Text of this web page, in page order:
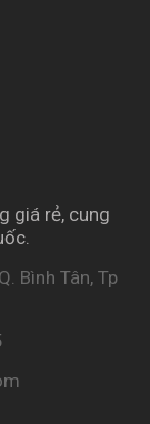
giá rẻ, cung
Bình Tân, Tp